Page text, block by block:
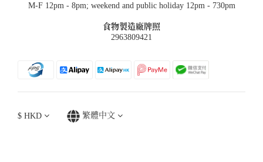
M-F 12pm - 8pm; weekend and public holiday 12pm - 730pm
食物製造廠牌照
2963809421
$ HKD 繁體中文